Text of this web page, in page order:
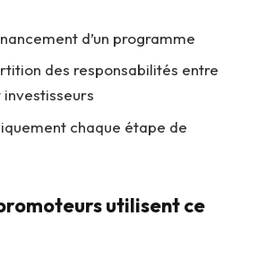
d’un programme
des responsabilités entre
chaque étape de
utilisent ce